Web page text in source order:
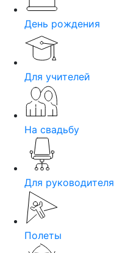
День рождения
Для учителей
На свадьбу
Для руководителя
Полеты